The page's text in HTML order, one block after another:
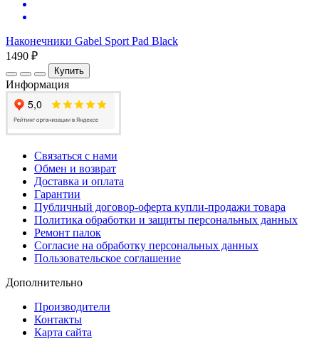
Наконечники Gabel Sport Pad Black
1490 ₽
Купить
Информация
Связаться с нами
Обмен и возврат
Доставка и оплата
Гарантии
Публичный договор-оферта купли-продажи товара
Политика обработки и защиты персональных данных
Ремонт палок
Согласие на обработку персональных данных
Пользовательское соглашение
Дополнительно
Производители
Контакты
Карта сайта